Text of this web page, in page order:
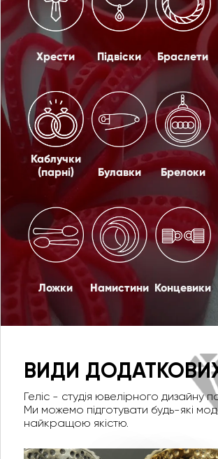
Хрести Підвіски Браслети
Каблучки
(парні)
Булавки Брелоки
Ложки Намистини Концевики
ВИДИ
Геліс - студія ювелірного дизайну
Ми можемо підготувати будь-які
найкращою якістю.